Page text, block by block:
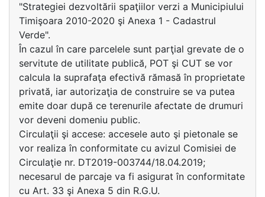
"Strategiei dezvoltării spaţiilor verzi a Municipiului
Timişoara 2010-2020 şi Anexa 1 - Cadastrul
Verde".
În cazul în care parcelele sunt parţial grevate de o
servitute de utilitate publică, POT şi CUT se vor
calcula la suprafaţa efectivă rămasă în proprietate
privată, iar autorizaţia de construire se va putea
emite doar după ce terenurile afectate de drumuri
vor deveni domeniu public.
Circulaţii şi accese: accesele auto şi pietonale se
vor realiza în conformitate cu avizul Comisiei de
Circulaţie nr. DT2019-003744/18.04.2019;
necesarul de parcaje va fi asigurat în conformitate
cu Art. 33 şi Anexa 5 din R.G.U.